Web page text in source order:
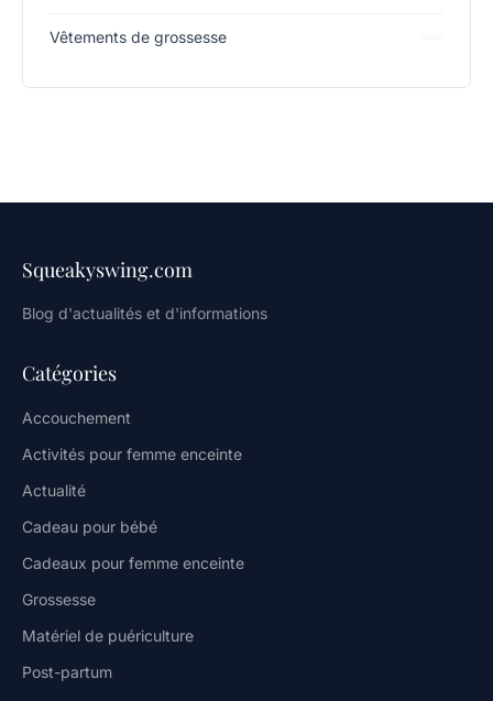
Vêtements de grossesse
Squeakyswing.com
Blog d'actualités et d'informations
Catégories
Accouchement
Activités pour femme enceinte
Actualité
Cadeau pour bébé
Cadeaux pour femme enceinte
Grossesse
Matériel de puériculture
Post-partum